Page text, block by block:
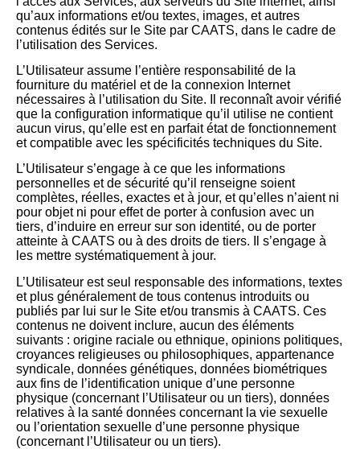
qu’aux informations et/ou textes, images, et autres
contenus édités sur le Site par CAATS, dans le cadre de
l’utilisation des Services.
L’Utilisateur assume l’entière responsabilité de la
fourniture du matériel et de la connexion Internet
nécessaires à l’utilisation du Site. Il reconnaît avoir vérifié
que la configuration informatique qu’il utilise ne contient
aucun virus, qu’elle est en parfait état de fonctionnement
et compatible avec les spécificités techniques du Site.
L’Utilisateur s’engage à ce que les informations
personnelles et de sécurité qu’il renseigne soient
complètes, réelles, exactes et à jour, et qu’elles n’aient ni
pour objet ni pour effet de porter à confusion avec un
tiers, d’induire en erreur sur son identité, ou de porter
atteinte à CAATS ou à des droits de tiers. Il s’engage à
les mettre systématiquement à jour.
L’Utilisateur est seul responsable des informations, textes
et plus généralement de tous contenus introduits ou
publiés par lui sur le Site et/ou transmis à CAATS. Ces
contenus ne doivent inclure, aucun des éléments
suivants : origine raciale ou ethnique, opinions politiques,
croyances religieuses ou philosophiques, appartenance
syndicale, données génétiques, données biométriques
aux fins de l’identification unique d’une personne
physique (concernant l’Utilisateur ou un tiers), données
relatives à la santé données concernant la vie sexuelle
ou l’orientation sexuelle d’une personne physique
(concernant l’Utilisateur ou un tiers).